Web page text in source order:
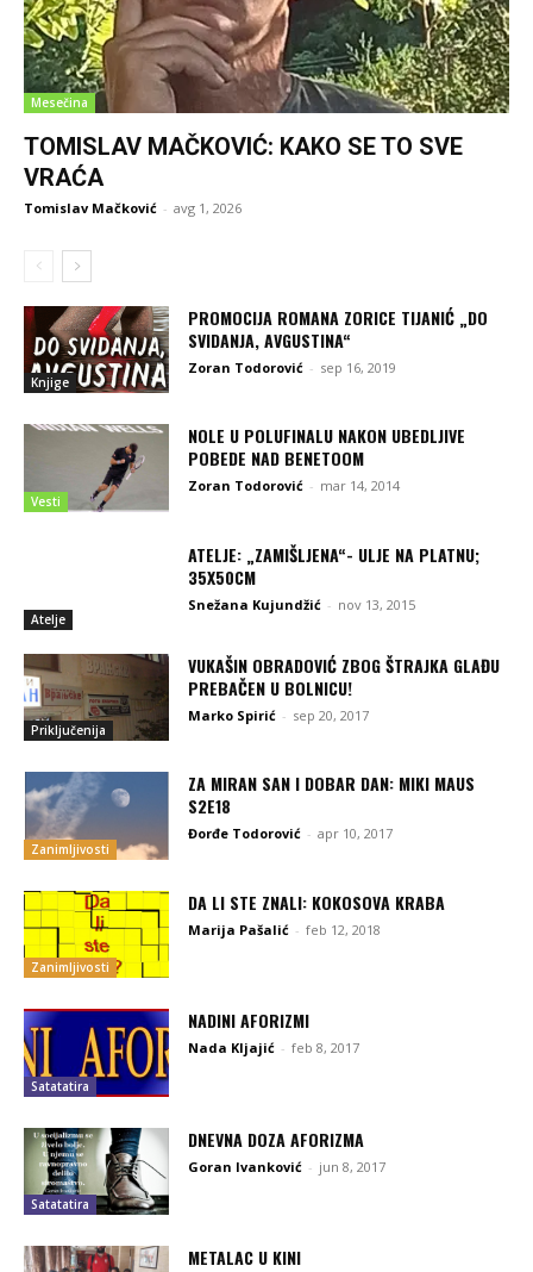
Mesečina
TOMISLAV MAČKOVIĆ: KAKO SE TO SVE
VRAĆA
Tomislav Mačković - avg 1, 2026
Knjige
PROMOCIJA ROMANA ZORICE TIJANIĆ „DO
SVIDANJA, AVGUSTINA“
Zoran Todorović - sep 16, 2019
Vesti
NOLE U POLUFINALU NAKON UBEDLJIVE
POBEDE NAD BENETOOM
Zoran Todorović - mar 14, 2014
Atelje
ATELJE: „ZAMIŠLJENA“- ULJE NA PLATNU;
35X50CM
Snežana Kujundžić - nov 13, 2015
Priključenija
VUKAŠIN OBRADOVIĆ ZBOG ŠTRAJKA GLAĐU
PREBAČEN U BOLNICU!
Marko Spirić - sep 20, 2017
Zanimljivosti
ZA MIRAN SAN I DOBAR DAN: MIKI MAUS
S2E18
Đorđe Todorović - apr 10, 2017
Zanimljivosti
DA LI STE ZNALI: KOKOSOVA KRABA
Marija Pašalić - feb 12, 2018
Satatatira
NADINI AFORIZMI
Nada Kljajić - feb 8, 2017
Satatatira
DNEVNA DOZA AFORIZMA
Goran Ivanković - jun 8, 2017
METALAC U KINI